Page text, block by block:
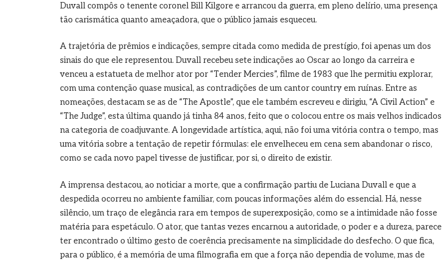
Duvall compôs o tenente coronel Bill Kilgore e arrancou da guerra, em pleno delírio, uma presença
tão carismática quanto ameaçadora, que o público jamais esqueceu.
A trajetória de prêmios e indicações, sempre citada como medida de prestígio, foi apenas um dos
sinais do que ele representou. Duvall recebeu sete indicações ao Oscar ao longo da carreira e
venceu a estatueta de melhor ator por “Tender Mercies”, filme de 1983 que lhe permitiu explorar,
com uma contenção quase musical, as contradições de um cantor country em ruínas. Entre as
nomeações, destacam se as de “The Apostle”, que ele também escreveu e dirigiu, “A Civil Action” e
“The Judge”, esta última quando já tinha 84 anos, feito que o colocou entre os mais velhos indicados
na categoria de coadjuvante. A longevidade artística, aqui, não foi uma vitória contra o tempo, mas
uma vitória sobre a tentação de repetir fórmulas: ele envelheceu em cena sem abandonar o risco,
como se cada novo papel tivesse de justificar, por si, o direito de existir.
A imprensa destacou, ao noticiar a morte, que a confirmação partiu de Luciana Duvall e que a
despedida ocorreu no ambiente familiar, com poucas informações além do essencial. Há, nesse
silêncio, um traço de elegância rara em tempos de superexposição, como se a intimidade não fosse
matéria para espetáculo. O ator, que tantas vezes encarnou a autoridade, o poder e a dureza, parece
ter encontrado o último gesto de coerência precisamente na simplicidade do desfecho. O que fica,
para o público, é a memória de uma filmografia em que a força não dependia de volume, mas de